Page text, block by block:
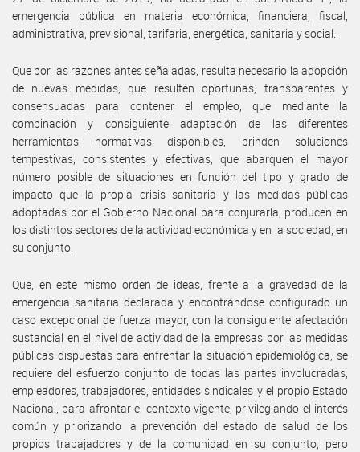
emergencia pública en materia económica, financiera, fiscal,
administrativa, previsional, tarifaria, energética, sanitaria y social.
Que por las razones antes señaladas, resulta necesario la adopción
de nuevas medidas, que resulten oportunas, transparentes y
consensuadas para contener el empleo, que mediante la
combinación y consiguiente adaptación de las diferentes
herramientas normativas disponibles, brinden soluciones
tempestivas, consistentes y efectivas, que abarquen el mayor
número posible de situaciones en función del tipo y grado de
impacto que la propia crisis sanitaria y las medidas públicas
adoptadas por el Gobierno Nacional para conjurarla, producen en
los distintos sectores de la actividad económica y en la sociedad, en
su conjunto.
Que, en este mismo orden de ideas, frente a la gravedad de la
emergencia sanitaria declarada y encontrándose configurado un
caso excepcional de fuerza mayor, con la consiguiente afectación
sustancial en el nivel de actividad de la empresas por las medidas
públicas dispuestas para enfrentar la situación epidemiológica, se
requiere del esfuerzo conjunto de todas las partes involucradas,
empleadores, trabajadores, entidades sindicales y el propio Estado
Nacional, para afrontar el contexto vigente, privilegiando el interés
común y priorizando la prevención del estado de salud de los
propios trabajadores y de la comunidad en su conjunto, pero